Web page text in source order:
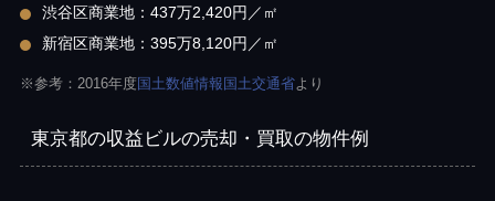
渋谷区商業地：437万2,420円／㎡
新宿区商業地：395万8,120円／㎡
※参考：2016年度国土数値情報国土交通省より
東京都の収益ビルの売却・買取の物件例